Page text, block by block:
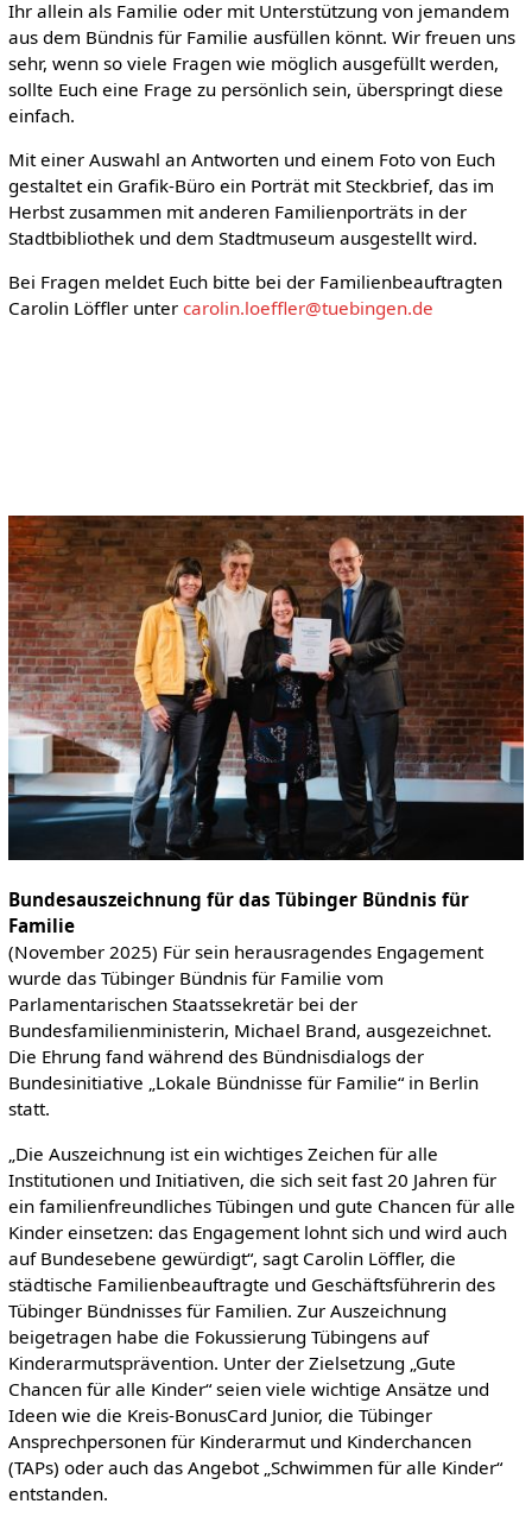
Ihr allein als Familie oder mit Unterstützung von jemandem
aus dem Bündnis für Familie ausfüllen könnt. Wir freuen uns
sehr, wenn so viele Fragen wie möglich ausgefüllt werden,
sollte Euch eine Frage zu persönlich sein, überspringt diese
einfach.
Mit einer Auswahl an Antworten und einem Foto von Euch
gestaltet ein Grafik-Büro ein Porträt mit Steckbrief, das im
Herbst zusammen mit anderen Familienporträts in der
Stadtbibliothek und dem Stadtmuseum ausgestellt wird.
Bei Fragen meldet Euch bitte bei der Familienbeauftragten
Carolin Löffler unter carolin.loeffler@tuebingen.de
Bundesauszeichnung für das Tübinger Bündnis für
Familie
(November 2025) Für sein herausragendes Engagement
wurde das Tübinger Bündnis für Familie vom
Parlamentarischen Staatssekretär bei der
Bundesfamilienministerin, Michael Brand, ausgezeichnet.
Die Ehrung fand während des Bündnisdialogs der
Bundesinitiative „Lokale Bündnisse für Familie“ in Berlin
statt.
„Die Auszeichnung ist ein wichtiges Zeichen für alle
Institutionen und Initiativen, die sich seit fast 20 Jahren für
ein familienfreundliches Tübingen und gute Chancen für alle
Kinder einsetzen: das Engagement lohnt sich und wird auch
auf Bundesebene gewürdigt“, sagt Carolin Löffler, die
städtische Familienbeauftragte und Geschäftsführerin des
Tübinger Bündnisses für Familien. Zur Auszeichnung
beigetragen habe die Fokussierung Tübingens auf
Kinderarmutsprävention. Unter der Zielsetzung „Gute
Chancen für alle Kinder“ seien viele wichtige Ansätze und
Ideen wie die Kreis-BonusCard Junior, die Tübinger
Ansprechpersonen für Kinderarmut und Kinderchancen
(TAPs) oder auch das Angebot „Schwimmen für alle Kinder“
entstanden.